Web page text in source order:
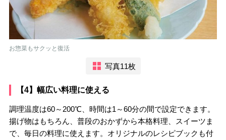
お惣菜もサクッと復活
写真11枚
【4】幅広い料理に使える
調理温度は60～200℃、時間は1～60分の間で設定できます。
揚げ物はもちろん、普段のおかずから本格料理、スイーツま
で、毎日の料理に使えます。オリジナルのレシピブックも付